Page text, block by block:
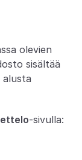
olevien
sisältää
-sivulla: